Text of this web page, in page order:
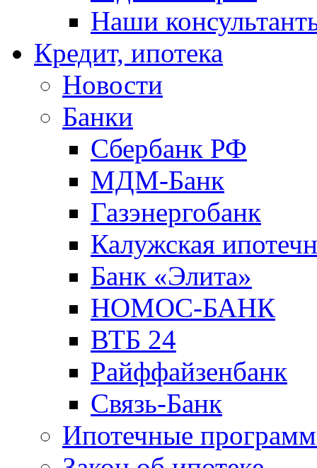
Наши
Кредит, ипотека
Новости
Банки
Сбербанк РФ
МДМ-Банк
Газэнергобанк
Калужская
Банк «Элита»
НОМОС-БАНК
ВТБ 24
Райффайзенбанк
Связь-Банк
Ипотечные